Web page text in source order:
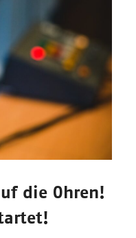
die Ohren!